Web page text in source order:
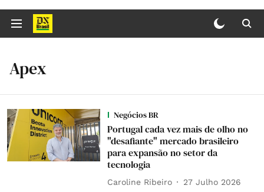
Apex
Negócios BR
Portugal cada vez mais de olho no
"desafiante" mercado brasileiro
para expansão no setor da
tecnologia
Caroline Ribeiro 27 Julho 2026